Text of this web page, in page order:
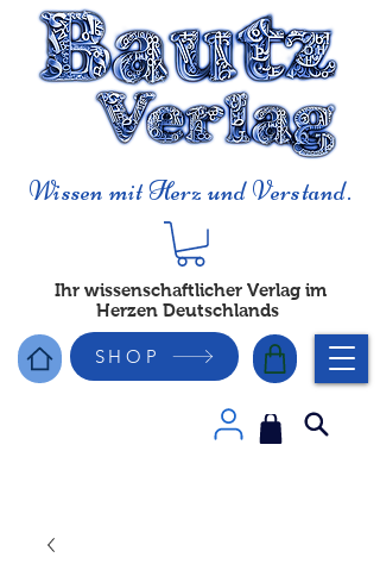
Wissen mit Herz und Verstand.
Ihr wissenschaftlicher Verlag im
Herzen Deutschlands
SHOP